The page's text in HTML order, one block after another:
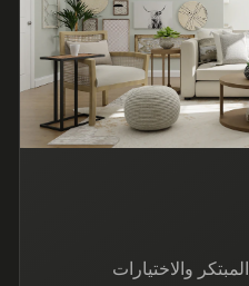
والاختيارات